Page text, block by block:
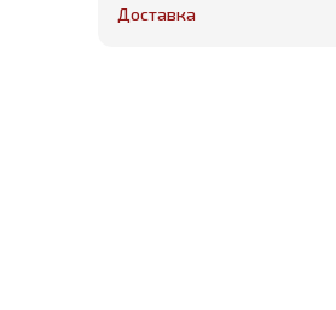
Бесплатная доставка в
Доставка